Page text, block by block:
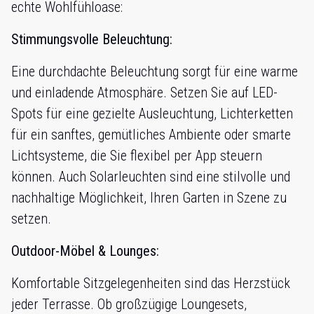
echte Wohlfühloase:
Stimmungsvolle Beleuchtung:
Eine durchdachte Beleuchtung sorgt für eine warme
und einladende Atmosphäre. Setzen Sie auf LED-
Spots für eine gezielte Ausleuchtung, Lichterketten
für ein sanftes, gemütliches Ambiente oder smarte
Lichtsysteme, die Sie flexibel per App steuern
können. Auch Solarleuchten sind eine stilvolle und
nachhaltige Möglichkeit, Ihren Garten in Szene zu
setzen.
Outdoor-Möbel & Lounges:
Komfortable Sitzgelegenheiten sind das Herzstück
jeder Terrasse. Ob großzügige Loungesets,